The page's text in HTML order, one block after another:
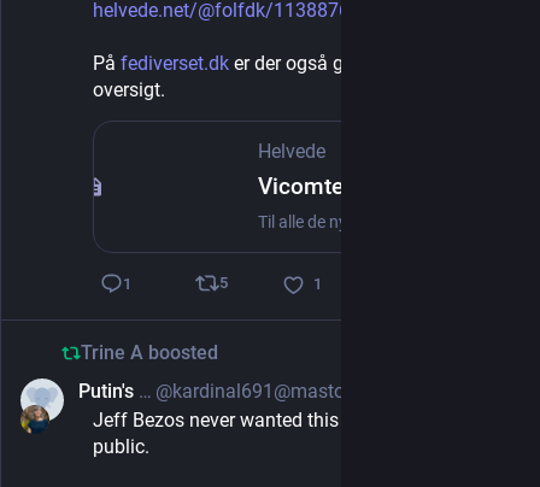
helvede.net/@folfdk/1138876036
På fediverset.dk er der også gode indlæg og
oversigt.
Helvede
1 5 1
Trine A boosted
Putin's IBS
Jeff Bezos never wanted this cartoon to become
public.